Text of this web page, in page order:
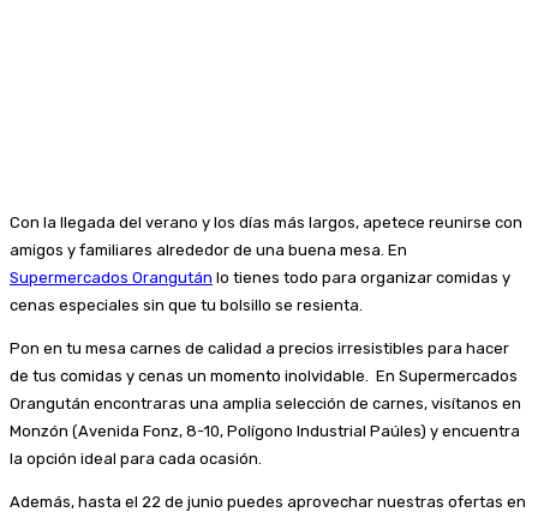
Con la llegada del verano y los días más largos, apetece reunirse con
amigos y familiares alrededor de una buena mesa. En
Supermercados Orangután lo tienes todo para organizar comidas y
cenas especiales sin que tu bolsillo se resienta.
Pon en tu mesa carnes de calidad a precios irresistibles para hacer
de tus comidas y cenas un momento inolvidable. En Supermercados
Orangután encontraras una amplia selección de carnes, visítanos en
Monzón (Avenida Fonz, 8-10, Polígono Industrial Paúles) y encuentra
la opción ideal para cada ocasión.
Además, hasta el 22 de junio puedes aprovechar nuestras ofertas en